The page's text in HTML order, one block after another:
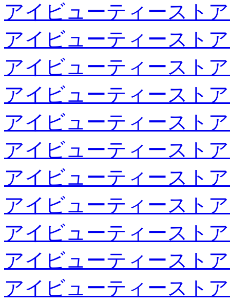
アイビューティースト
アイビューティースト
アイビューティースト
アイビューティースト
アイビューティースト
アイビューティースト
アイビューティースト
アイビューティースト
アイビューティースト
アイビューティースト
アイビューティースト